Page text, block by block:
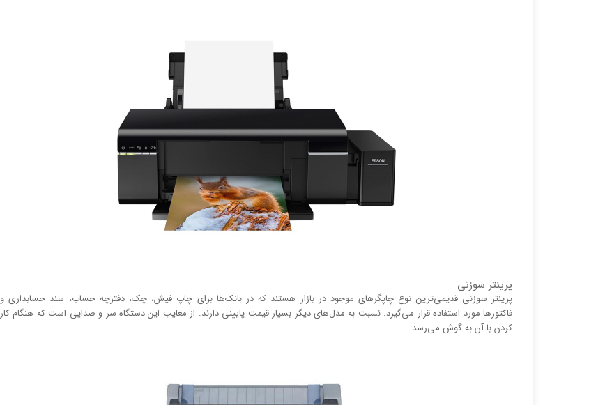
پرینتر سوزنی
پرینتر سوزنی قدیمی‌ترین نوع چاپگر‌های موجود در بازار هستند که در بانک‌ها برای چاپ فیش، چک، دفترچه حساب، سند حسابداری و
فاکتور‌ها مورد استفاده قرار می‌گیرد. نسبت به مدل‌های دیگر بسیار قیمت پایینی دارند. از معایب این دستگاه سر و صدایی است که هنگام کار
کردن با آن به گوش می‌رسد.